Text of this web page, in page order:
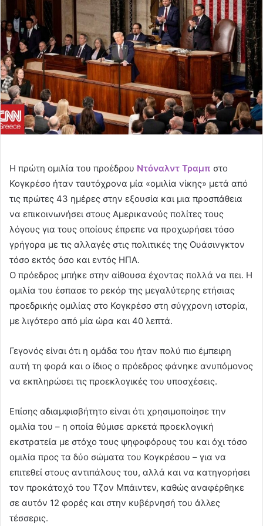
Η πρώτη ομιλία του προέδρου Ντόναλντ Τραμπ στο
Κογκρέσο ήταν ταυτόχρονα μία «ομιλία νίκης» μετά από
τις πρώτες 43 ημέρες στην εξουσία και μια προσπάθεια
να επικοινωνήσει στους Αμερικανούς πολίτες τους
λόγους για τους οποίους έπρεπε να προχωρήσει τόσο
γρήγορα με τις αλλαγές στις πολιτικές της Ουάσινγκτον
τόσο εκτός όσο και εντός ΗΠΑ.
Ο πρόεδρος μπήκε στην αίθουσα έχοντας πολλά να πει. Η
ομιλία του έσπασε το ρεκόρ της μεγαλύτερης ετήσιας
προεδρικής ομιλίας στο Κογκρέσο στη σύγχρονη ιστορία,
με λιγότερο από μία ώρα και 40 λεπτά.
Γεγονός είναι ότι η ομάδα του ήταν πολύ πιο έμπειρη
αυτή τη φορά και ο ίδιος ο πρόεδρος φάνηκε ανυπόμονος
να εκπληρώσει τις προεκλογικές του υποσχέσεις.
Επίσης αδιαμφισβήτητο είναι ότι χρησιμοποίησε την
ομιλία του – η οποία θύμισε αρκετά προεκλογική
εκστρατεία με στόχο τους ψηφοφόρους του και όχι τόσο
ομιλία προς τα δύο σώματα του Κογκρέσου – για να
επιτεθεί στους αντιπάλους του, αλλά και να κατηγορήσει
τον προκάτοχό του Τζον Μπάιντεν, καθώς αναφέρθηκε
σε αυτόν 12 φορές και στην κυβέρνησή του άλλες
τέσσερις.